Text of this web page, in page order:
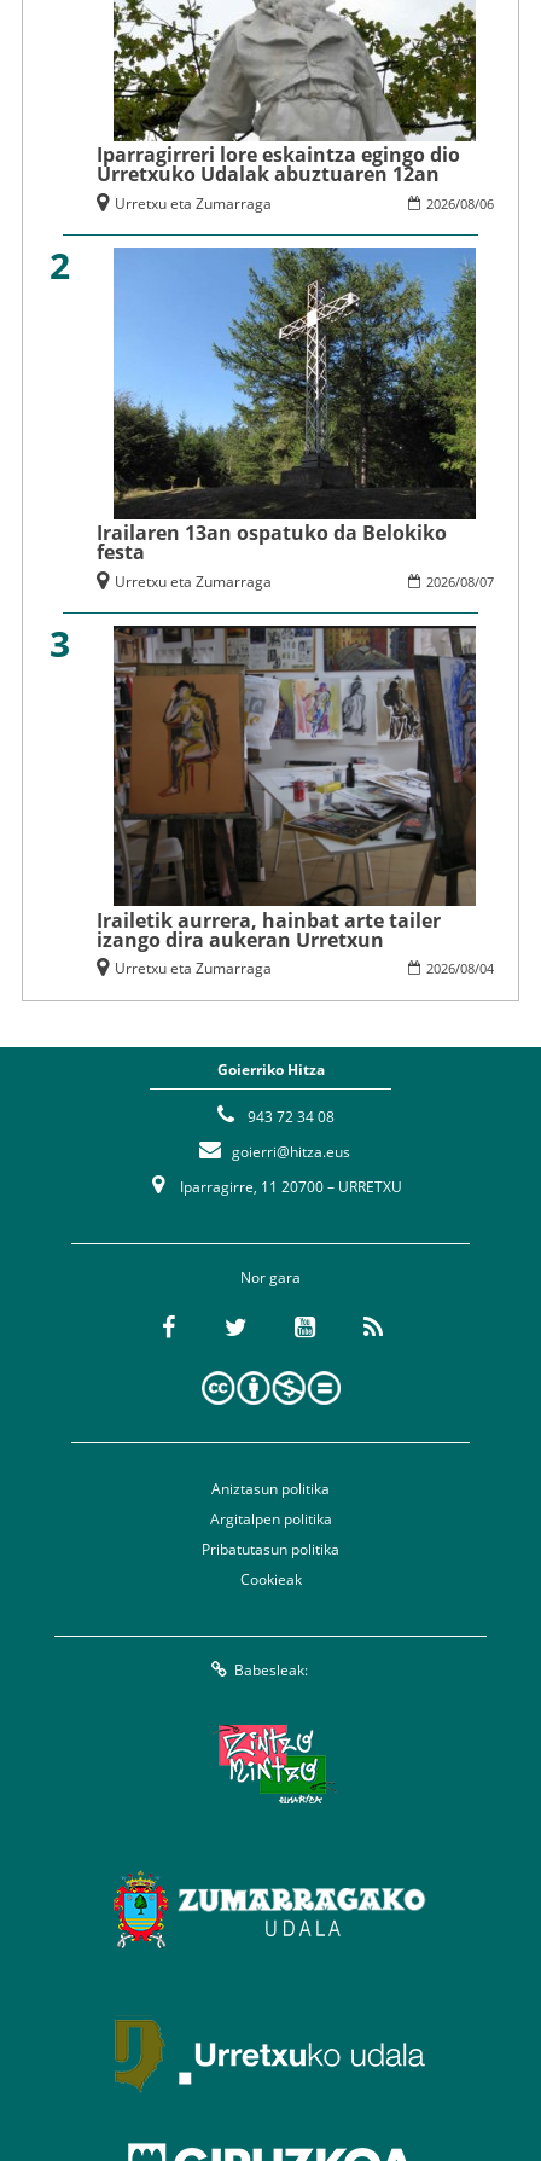
Iparragirreri lore eskaintza egingo dio
Urretxuko Udalak abuztuaren 12an
2026/08/06
Urretxu eta Zumarraga
2
Irailaren 13an ospatuko da Belokiko
festa
2026/08/07
Urretxu eta Zumarraga
3
Irailetik aurrera, hainbat arte tailer
izango dira aukeran Urretxun
2026/08/04
Urretxu eta Zumarraga
Goierriko Hitza
943 72 34 08
goierri@hitza.eus
Iparragirre, 11 20700 – URRETXU
Nor gara
Aniztasun politika
Argitalpen politika
Pribatutasun politika
Cookieak
Babesleak: